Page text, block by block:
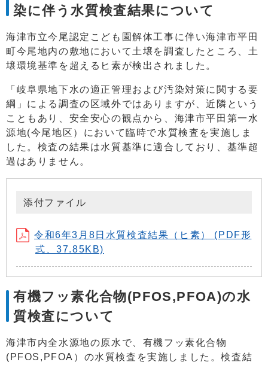
染に伴う水質検査結果について
海津市立今尾認定こども園解体工事に伴い海津市平田
町今尾地内の敷地において土壌を調査したところ、土
壌環境基準を超えるヒ素が検出されました。
「岐阜県地下水の適正管理および汚染対策に関する要
綱」による調査の区域外ではありますが、近隣という
こともあり、安全安心の観点から、海津市平田第一水
源地(今尾地区）において臨時で水質検査を実施しま
した。検査の結果は水質基準に適合しており、基準超
過はありません。
添付ファイル
令和6年3月8日水質検査結果（ヒ素） (PDF形
式、37.85KB)
有機フッ素化合物(PFOS,PFOA)の水
質検査について
海津市内全水源地の原水で、有機フッ素化合物
(PFOS,PFOA）の水質検査を実施しました。検査結